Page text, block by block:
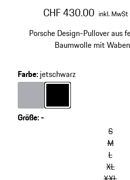
CHF 430.00 inkl. MwSt
Porsche Design-Pullover aus
Baumwolle mit
Farbe: jetschwarz
grau
Farbejetschwarz
Größe:-
S
M
L
XL